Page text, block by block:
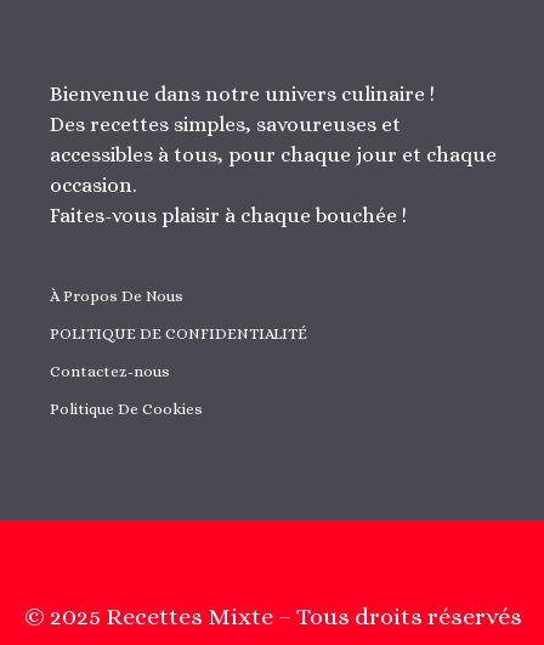
Bienvenue dans notre univers culinaire !
Des recettes simples, savoureuses et
accessibles à tous, pour chaque jour et chaque
occasion.
Faites-vous plaisir à chaque bouchée !
À Propos De Nous
POLITIQUE DE CONFIDENTIALITÉ
Contactez-nous
Politique De Cookies
© 2025 Recettes Mixte – Tous droits réservés